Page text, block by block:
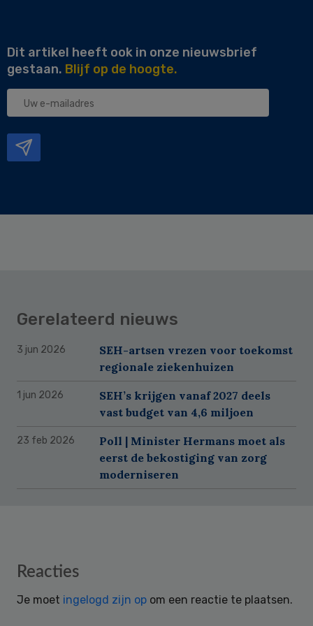
Dit artikel heeft ook in onze nieuwsbrief
gestaan. Blijf op de hoogte.
Uw
Gerelateerd nieuws
3 jun 2026
SEH-artsen vrezen voor toekomst
regionale ziekenhuizen
1 jun 2026
SEH’s krijgen vanaf 2027 deels
vast budget van 4,6 miljoen
23 feb 2026
Poll | Minister Hermans moet als
eerst de bekostiging van zorg
moderniseren
Reader
Reacties
Je moet ingelogd zijn op om een reactie te plaatsen.